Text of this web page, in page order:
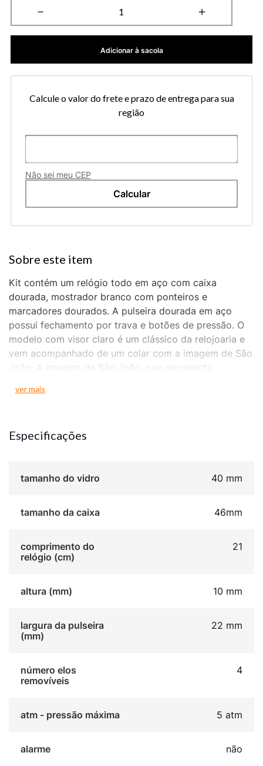
＋
－
Adicionar à sacola
Calcule o valor do frete e prazo de entrega para sua
região
Não sei meu CEP
Kit contém um relógio todo em aço com caixa
dourada, mostrador branco com ponteiros e
marcadores dourados. A pulseira dourada em aço
possui fechamento por trava e botões de pressão. O
modelo com visor claro é um clássico da relojoaria e
vem acompanhado de um colar com a imagem de São
João. A imagem de São João, que representa
presente no pingente do colar dourado e no centro do
padroeiro. Coleção religiosos. A dupla vem na
ver mais
Especificações
tamanho do vidro 40 mm
tamanho da caixa 46mm
comprimento do
relógio (cm)
21
altura (mm) 10 mm
largura da pulseira
(mm)
22 mm
número elos
removíveis
4
atm - pressão máxima 5 atm
alarme não